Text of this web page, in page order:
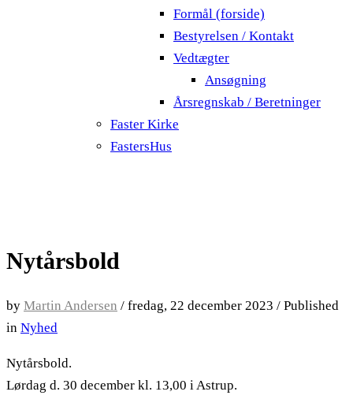
Formål (forside)
Bestyrelsen / Kontakt
Vedtægter
Ansøgning
Årsregnskab / Beretninger
Faster Kirke
FastersHus
Nytårsbold
by Martin Andersen / fredag, 22 december 2023 / Published
in Nyhed
Nytårsbold.
Lørdag d. 30 december kl. 13,00 i Astrup.